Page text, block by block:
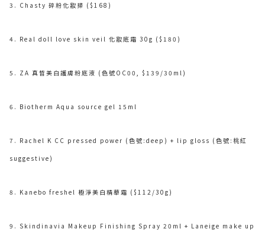
3. Chasty 碎粉化妝掃 ($168)
4. Real doll love skin veil 化妝底霜 30g ($180)
5. ZA 真晳美白護膚粉底液 (色號OC00, $139/30ml)
6. Biotherm Aqua source gel 15ml
7. Rachel K CC pressed power (色號:deep) + lip gloss (色號:桃紅
suggestive)
8. Kanebo freshel 極淨美白精華霜 ($112/30g)
9. Skindinavia Makeup Finishing Spray 20ml + Laneige make up